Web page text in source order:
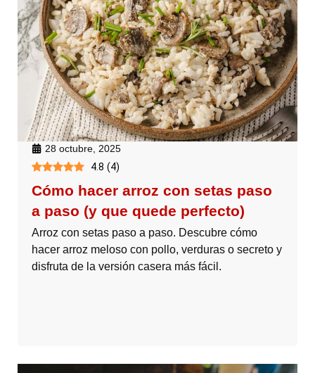
28 octubre, 2025
4.8 (4)
Cómo hacer arroz con setas paso
a paso (y que quede perfecto)
Arroz con setas paso a paso. Descubre cómo
hacer arroz meloso con pollo, verduras o secreto y
disfruta de la versión casera más fácil.